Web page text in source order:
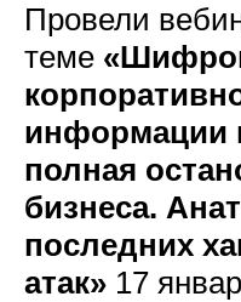
Провели
теме
информации
полная
бизнеса.
последних
атак» 17